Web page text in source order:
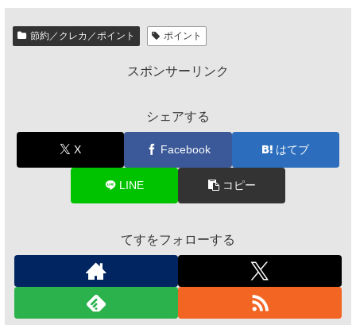
節約／クレカ／ポイント ポイント
スポンサーリンク
シェアする
X Facebook はてブ
LINE コピー
てすをフォローする